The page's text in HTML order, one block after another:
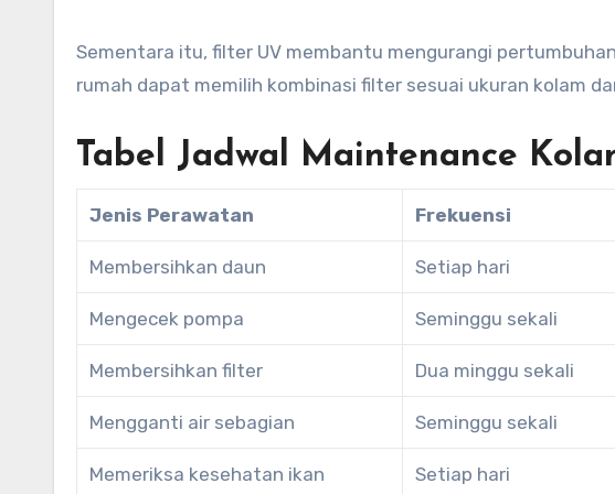
Sementara itu, filter UV membantu mengurangi
rumah dapat memilih kombinasi filter sesuai ukuran kolam
Tabel Jadwal Maintenance
Jenis Perawatan Frekuensi
Membersihkan daun Setiap hari
Mengecek pompa Seminggu sekali
Membersihkan filter Dua minggu sekali
Mengganti air sebagian Seminggu sekali
Memeriksa kesehatan ikan Setiap hari